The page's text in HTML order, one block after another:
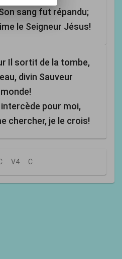
sang fut répandu;
le Seigneur Jésus!
Il sortit de la tombe,
divin Sauveur
pour moi,
chercher, je le crois!
V4 C